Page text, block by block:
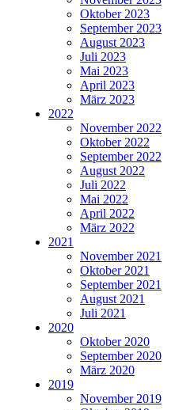
Oktober 2023
September 2023
August 2023
Juli 2023
Mai 2023
April 2023
März 2023
2022
November 2022
Oktober 2022
September 2022
August 2022
Juli 2022
Mai 2022
April 2022
März 2022
2021
November 2021
Oktober 2021
September 2021
August 2021
Juli 2021
2020
Oktober 2020
September 2020
März 2020
2019
November 2019